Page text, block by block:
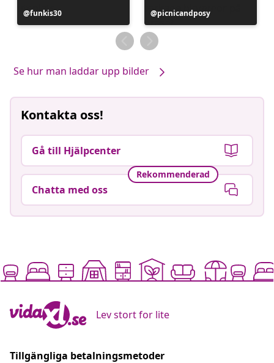
Inlägg
publicerat
funkis30
Inlägg
publicerat
av
picnicandposy
Se hur man laddar upp bilder
Kontakta oss!
Gå till Hjälpcenter
Rekommenderad
Chatta med oss
Lev stort for lite
Tillgängliga betalningsmetoder